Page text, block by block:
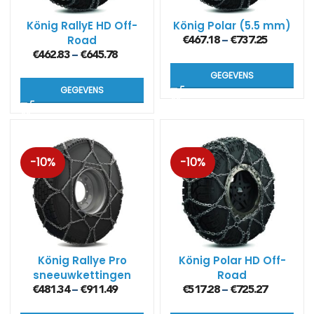
König RallyE HD Off-
Road
sneeuwkettingen (5.5
€462.83– €645.78
GEGEVENS
König Polar (5.5 mm)
€467.18– €737.25
GEGEVENS
-10%
König Rallye Pro
sneeuwkettingen
voor vrachtwagens
€481.34– €911.49
-10%
König Polar HD Off-
Road
sneeuwkettingen (5.5
€517.28– €725.27